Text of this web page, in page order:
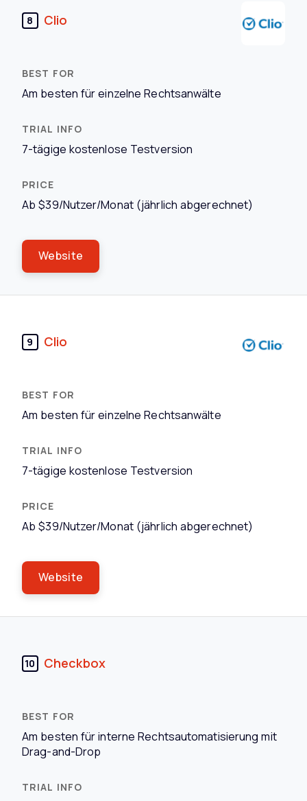
8 Clio
Am besten für einzelne Rechtsanwälte
7-tägige kostenlose Testversion
Ab $39/Nutzer/Monat (jährlich abgerechnet)
Website
9 Clio
Am besten für einzelne Rechtsanwälte
7-tägige kostenlose Testversion
Ab $39/Nutzer/Monat (jährlich abgerechnet)
Website
10 Checkbox
Am besten für interne Rechtsautomatisierung mit
Drag-and-Drop